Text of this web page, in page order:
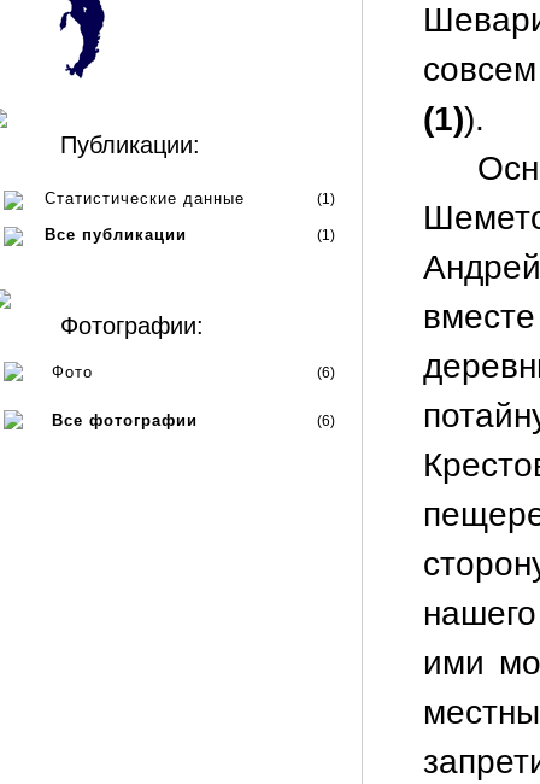
Публикации:
Статистические данные (1)
Все публикации (1)
Фотографии:
Фото (6)
Все фотографии (6)
(1)).
ими